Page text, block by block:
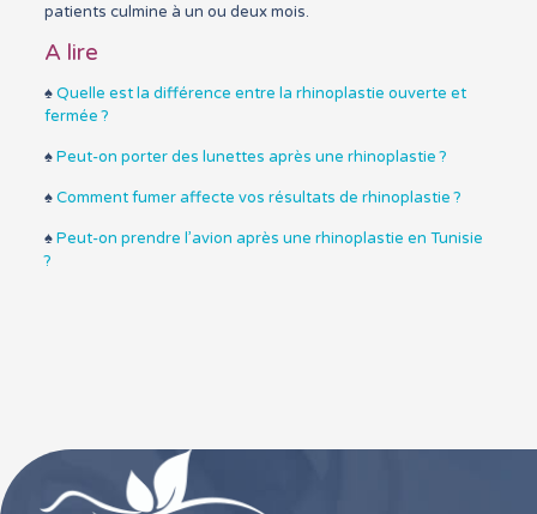
patients culmine à un ou deux mois.
A lire
♠Quelle est la différence entre la rhinoplastie ouverte et
fermée ?
♠Peut-on porter des lunettes après une rhinoplastie ?
♠Comment fumer affecte vos résultats de rhinoplastie ?
♠Peut-on prendre l’avion après une rhinoplastie en Tunisie
?